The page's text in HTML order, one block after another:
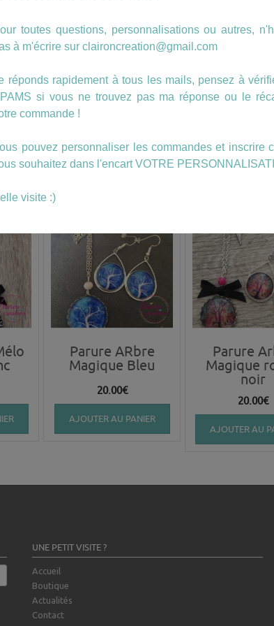
Description
Sautoir cercles cuivrés et motifs couleur
Parure ARbre
Magique Bleu
20.00€
AJOUTER AU PANIER
Parure
Magique
noir
20.00€
AJOUTER AU
UNE PETIT VISITE ?
Accueil
Boutique
Actualités
Contact
toutes questions, personnalisations ou autres,
à m'écrire sur claironcreation@gmail.com
réponds rapidement à tous les mails, pensez à
si vous ne trouvez pas ma réponse ou le
commande !
pouvez personnaliser les commandes et inscrire
souhaitez dans l'encart VOTRE
visite :)